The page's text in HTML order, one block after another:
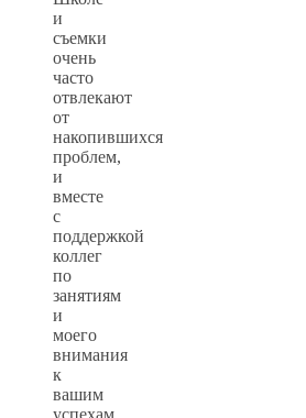
и
съемки
очень
часто
отвлекают
от
накопившихся
проблем,
и
вместе
с
поддержкой
коллег
по
занятиям
и
моего
внимания
к
вашим